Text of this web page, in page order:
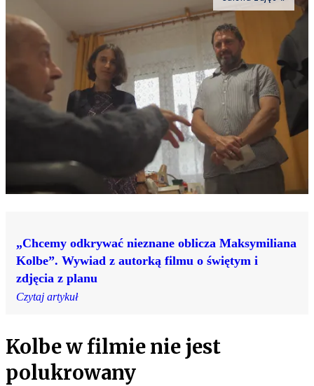
„Chcemy odkrywać nieznane oblicza Maksymiliana
Kolbe”. Wywiad z autorką filmu o świętym i
zdjęcia z planu
Czytaj artykuł
Kolbe w filmie nie jest
polukrowany